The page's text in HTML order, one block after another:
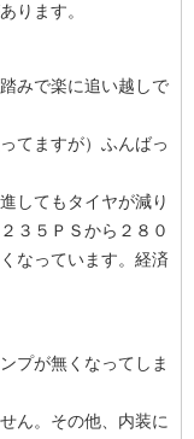
ります。
みで楽に追い越しで
てますが）ふんばっ
してもタイヤが減り
３５ＰＳから２８０
なっています。経済
プが無くなってしま
ん。その他、内装に